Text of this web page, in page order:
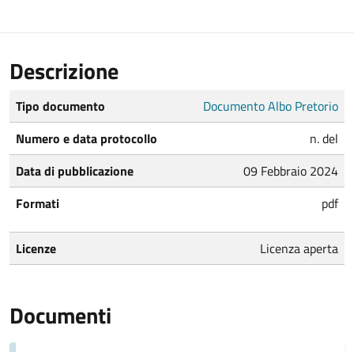
Descrizione
Tipo documento
Documento Albo Pretorio
Numero e data protocollo
n. del
Data di pubblicazione
09 Febbraio 2024
Formati
pdf
Licenze Licenza aperta
Documenti